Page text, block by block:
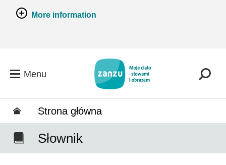
More information
Menu
Strona główna
Słownik